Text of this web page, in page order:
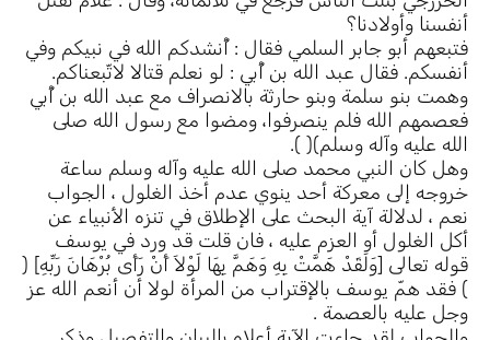
أنفسنا وأولادنا؟
فتبعهم أبو جابر السلمي فقال : أُنشدكم الله في نبيكم وفي
أنفسكم. فقال عبد الله بن أُبي : لو نعلم قتالا لاتّبعناكم.
وهمت بنو سلمة وبنو حارثة بالانصراف مع عبد الله بن أُبي
فعصمهم الله فلم ينصرفوا، ومضوا مع رسول الله صلى
الله عليه وآله وسلم)( ).
وهل كان النبي محمد صلى الله عليه وآله وسلم ساعة
خروجه إلى معركة أحد ينوي عدم أخذ الغلول ، الجواب
نعم ، لدلالة آية البحث على الإطلاق في تنزه الأنبياء عن
أكل الغلول أو العزم عليه ، فان قلت قد ورد في يوسف
قوله تعالى [وَلَقَدْ هَمَّتْ بِهِ وَهَمَّ بِهَا لَوْلاَ أَنْ رَأَى بُرْهَانَ رَبِّهِ] (
) فقد همّ يوسف بالإقتراب من المرأة لولا أن أنعم الله عز
وجل عليه بالعصمة .